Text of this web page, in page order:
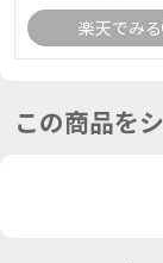
楽天でみる
この商品を